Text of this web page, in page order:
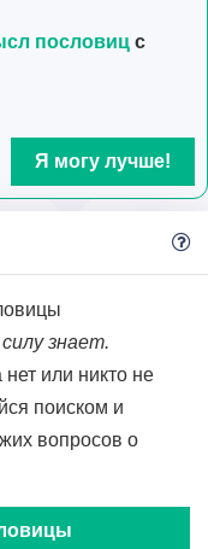
пословиц с
Я могу лучше!
знает.
или никто не
поиском и
вопросов о